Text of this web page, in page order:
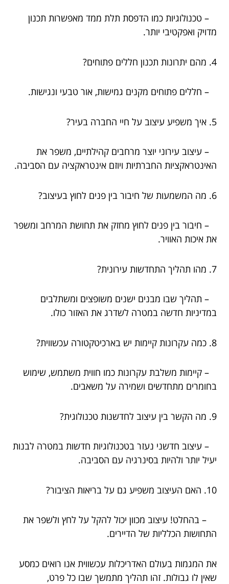
– טכנולוגיות כמו הדפסת תלת ממד מאפשרות תכנון
מדויק ואפקטיבי יותר.
4. מהם יתרונות תכנון חללים פתוחים?
– חללים פתוחים מקנים גמישות, אור טבעי ונגישות.
5. איך משפיע עיצוב על חיי החברה בעיר?
– עיצוב עירוני יוצר מרחבים קהילתיים, משפר את
האינטראקציות החברתיות ויוזם אינטראקציה עם הסביבה.
6. מה המשמעות של חיבור בין פנים לחוץ בעיצוב?
– חיבור בין פנים לחוץ מחזק את תחושת המרחב ומשפר
את איכות האוויר.
7. מהו תהליך התחדשות עירונית?
– תהליך שבו מבנים ישנים משופצים ומשתלבים
במדיניות חדשה במטרה לשדרג את האזור כולו.
8. כמה עקרונות קיימות יש בארכיטקטורה עכשווית?
– קיימות משלבת עקרונות כמו חווית משתמש, שימוש
בחומרים מתחדשים ושמירה על משאבים.
9. מה הקשר בין עיצוב לחדשנות טכנולוגית?
– עיצוב חדשני נעזר בטכנולוגיות חדשות במטרה לבנות
יעיל יותר ולהיות בסינרגיה עם הסביבה.
10. האם העיצוב משפיע גם על בריאות הציבור?
– בהחלט! עיצוב מכוון יכול להקל על לחץ ולשפר את
התחושות הכלליות של הדיירים.
את המגמות בעולם האדריכלות עכשווית אנו רואים כמסע
שאין לו גבולות. זהו תהליך מתמשך שבו כל פרט,